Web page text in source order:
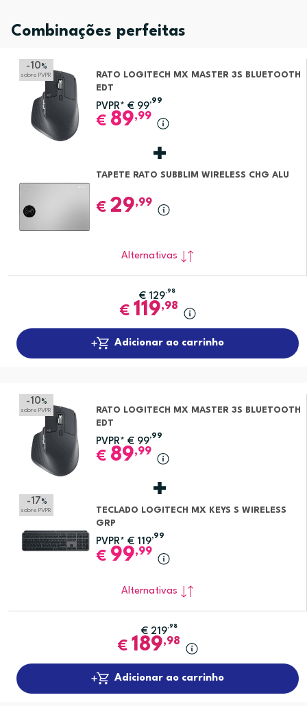
Combinações perfeitas
-10 %
sobre PVPR
RATO LOGITECH MX MASTER 3S BLUETOOTH
EDT
PVPR* € 99
,99
€ 89,99
TAPETE RATO SUBBLIM WIRELESS CHG ALU
€ 29,99
Alternativas
€ 129,98
€ 119,98
Adicionar ao carrinho
-10 %
sobre PVPR
RATO LOGITECH MX MASTER 3S BLUETOOTH
EDT
PVPR* € 99
,99
€ 89,99
-17 %
sobre PVPR
TECLADO LOGITECH MX KEYS S WIRELESS
GRP
PVPR* € 119
,99
€ 99,99
Alternativas
€ 219,98
€ 189,98
Adicionar ao carrinho